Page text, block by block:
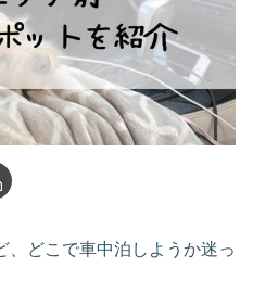
、どこで車中泊しようか迷っ